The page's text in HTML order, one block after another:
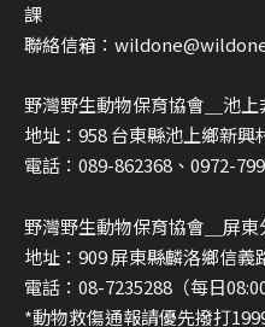
課
聯絡信箱：
野灣野生動物保育協會＿池
地址：958 台東縣池上鄉新興
電話：089-862368、0972-
野灣野生動物保育協會＿屏東
地址：909 屏東縣麟洛鄉信
電話：08-7235288（每日
*動物救傷通報請優先撥打